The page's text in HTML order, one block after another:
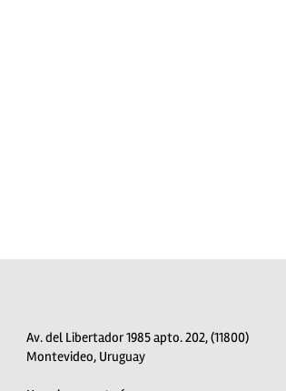
Av. del Libertador 1985 apto. 202, (11800)
Montevideo, Uruguay